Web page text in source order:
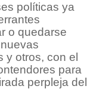
políticas ya
o quedarse
y otros, con el
para
perpleja del